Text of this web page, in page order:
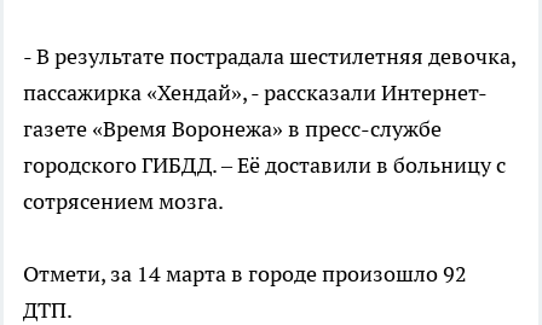
- В результате пострадала шестилетняя девочка,
пассажирка «Хендай», - рассказали Интернет-
газете «Время Воронежа» в пресс-службе
городского ГИБДД. – Её доставили в больницу с
сотрясением мозга.
Отмети, за 14 марта в городе произошло 92
ДТП.